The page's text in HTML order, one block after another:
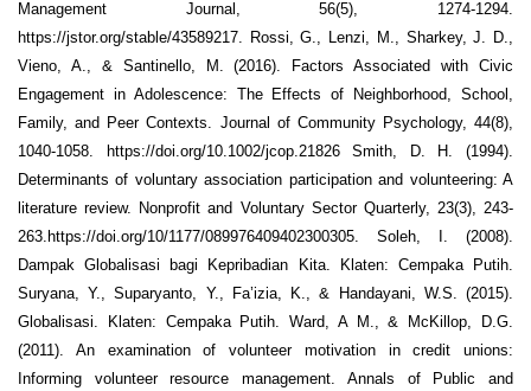
Management Journal, 56(5), 1274-1294.
https://jstor.org/stable/43589217. Rossi, G., Lenzi, M., Sharkey, J. D.,
Vieno, A., & Santinello, M. (2016). Factors Associated with Civic
Engagement in Adolescence: The Effects of Neighborhood, School,
Family, and Peer Contexts. Journal of Community Psychology, 44(8),
1040-1058. https://doi.org/10.1002/jcop.21826 Smith, D. H. (1994).
Determinants of voluntary association participation and volunteering: A
literature review. Nonprofit and Voluntary Sector Quarterly, 23(3), 243-
263.https://doi.org/10/1177/089976409402300305. Soleh, I. (2008).
Dampak Globalisasi bagi Kepribadian Kita. Klaten: Cempaka Putih.
Suryana, Y., Suparyanto, Y., Fa’izia, K., & Handayani, W.S. (2015).
Globalisasi. Klaten: Cempaka Putih. Ward, A M., & McKillop, D.G.
(2011). An examination of volunteer motivation in credit unions:
Informing volunteer resource management. Annals of Public and